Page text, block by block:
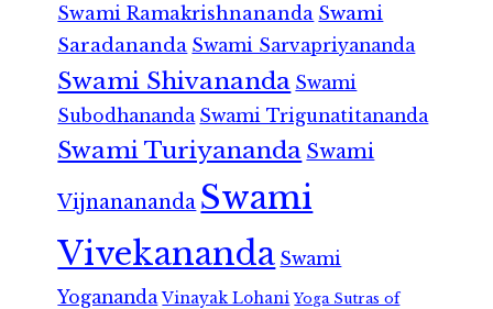
Swami Ramakrishnananda Swami
Saradananda Swami Sarvapriyananda
Swami Shivananda Swami
Subodhananda Swami Trigunatitananda
Swami Turiyananda Swami
Vijnanananda Swami
Vivekananda Swami
Yogananda Vinayak Lohani Yoga Sutras of